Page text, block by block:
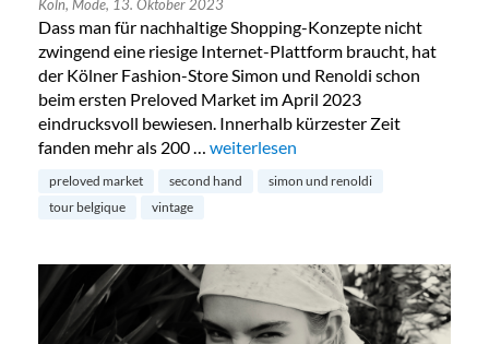
Köln, Mode, 13. Oktober 2023
Dass man für nachhaltige Shopping-Konzepte nicht
zwingend eine riesige Internet-Plattform braucht, hat
der Kölner Fashion-Store Simon und Renoldi schon
beim ersten Preloved Market im April 2023
eindrucksvoll bewiesen. Innerhalb kürzester Zeit
fanden mehr als 200 … „Preloved Market by Simon &
weiterlesen
preloved market second hand
simon und renoldi
tour belgique
vintage